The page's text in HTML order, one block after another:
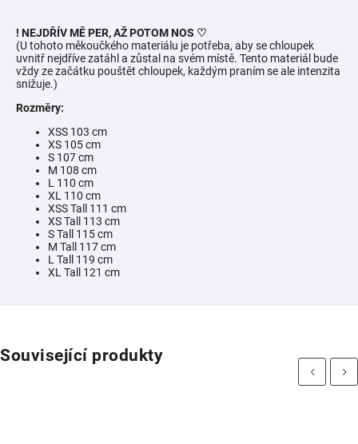
! NEJDŘÍV MĚ PER, AŽ POTOM NOS ♡
(U tohoto měkoučkého materiálu je potřeba, aby se chloupek
uvnitř nejdříve zatáhl a zůstal na svém místě. Tento materiál bude
vždy ze začátku pouštět chloupek, každým praním se ale intenzita
snižuje.)
Rozměry:
XSS 103 cm
XS 105 cm
S 107 cm
M 108 cm
L 110 cm
XL 110 cm
XSS Tall 111 cm
XS Tall 113 cm
S Tall 115 cm
M Tall 117 cm
L Tall 119 cm
XL Tall 121 cm
Související produkty
Previous Next